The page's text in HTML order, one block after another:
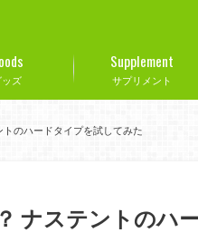
ッズ サプリメント
Supplement
のハードタイプを試してみた
ナステントのハ